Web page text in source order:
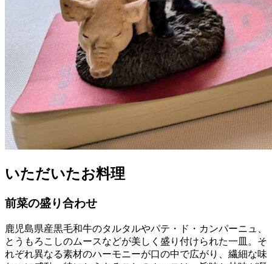
いただいたお料理
前菜の盛り合わせ
鹿児島県産黒毛和牛のタルタルやパテ・ド・カンパーニュ、
とうもろこしのムースなどが美しく盛り付けられた一皿。そ
れぞれ異なる素材のハーモニーが口の中で広がり、繊細な味